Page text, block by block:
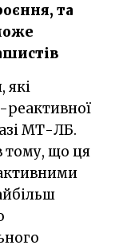
та
реактивної
МТ-ЛБ.
тому, що ця